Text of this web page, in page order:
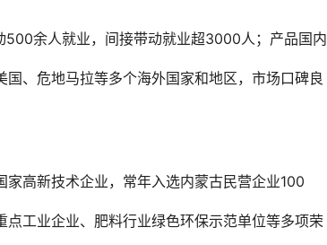
余人就业，间接带动就业超3000人；产品国内
、危地马拉等多个海外国家和地区，市场口碑良
高新技术企业，常年入选内蒙古民营企业100
工业企业、肥料行业绿色环保示范单位等多项荣